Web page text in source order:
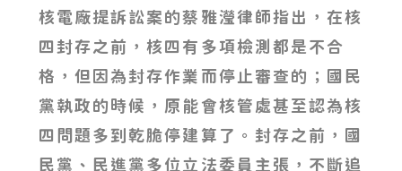
核電廠提訴訟案的蔡雅瀅律師指出，在核
四封存之前，核四有多項檢測都是不合
格，但因為封存作業而停止審查的；國民
黨執政的時候，原能會核管處甚至認為核
四問題多到乾脆停建算了。封存之前，國
民黨、民進黨多位立法委員主張，不斷追